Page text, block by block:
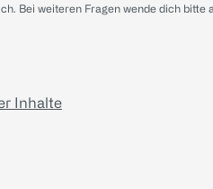
Bei weiteren Fragen wende dich bitte
Inhalte